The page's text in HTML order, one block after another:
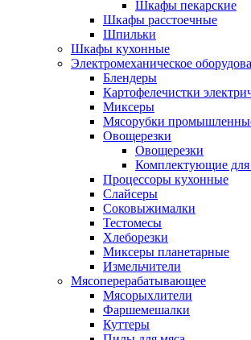
Шкафы пекарские
Шкафы расстоечные
Шпильки
Шкафы кухонные
Электромеханическое
Блендеры
Картофелечистки
Миксеры
Мясорубки
Овощерезки
Овощерезки
Комплектующие для
Процессоры кухонные
Слайсеры
Соковыжималки
Тестомесы
Хлеборезки
Миксеры планетарные
Измельчители
Мясоперерабатывающее
Мясорыхлители
Фаршемешалки
Куттеры